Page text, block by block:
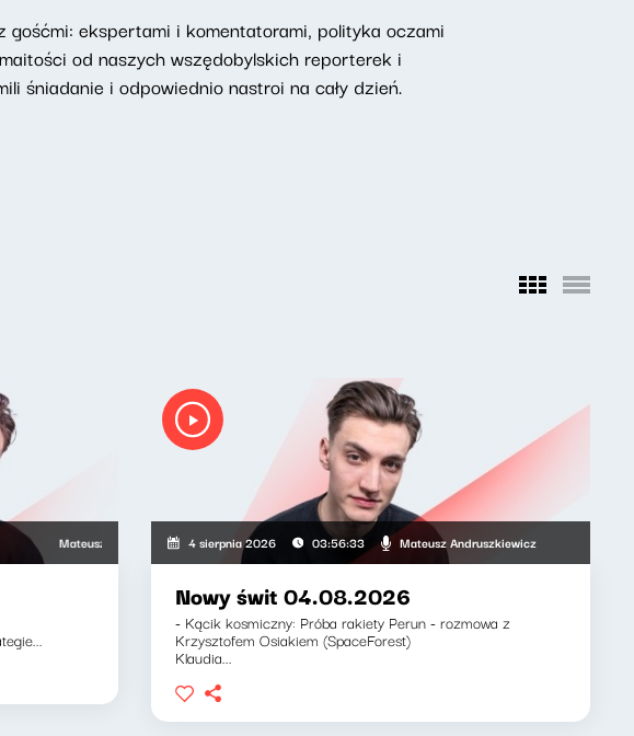
ekspertami i komentatorami, polityka oczami
od naszych wszędobylskich reporterek i
śniadanie i odpowiednio nastroi na cały dzień.
Mateusz Andruszkiewicz, Zuzanna Iłenda
4 sierpnia 2026 03:56:33 Mateusz Andruszkiewicz
Nowy świt 04.08.2026
- Kącik kosmiczny: Próba rakiety Perun - rozmowa z
Krzysztofem Osiakiem (SpaceForest)
Klaudia...